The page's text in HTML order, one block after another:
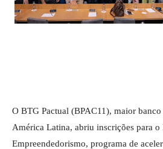
O BTG Pactual (BPAC11), maior
América Latina, abriu inscrições para o
Empreendedorismo, programa de